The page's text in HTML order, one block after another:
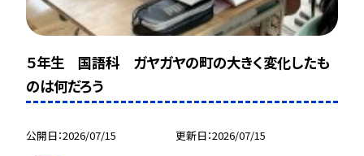
５年生 国語科 ガヤガヤの町の大きく変化したも
のは何だろう
公開日 2026/07/15 更新日 2026/07/15